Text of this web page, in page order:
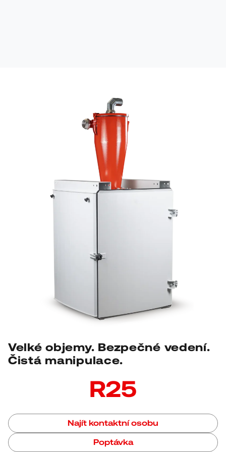
Velké objemy. Bezpečné vedení.
Čistá manipulace.
R25
Najít kontaktní osobu
Poptávka